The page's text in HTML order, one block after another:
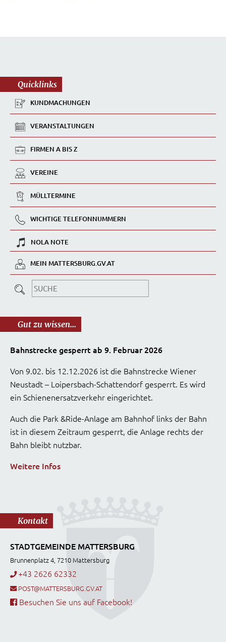
Quicklinks
KUNDMACHUNGEN
VERANSTALTUNGEN
FIRMEN A BIS Z
VEREINE
MÜLLTERMINE
WICHTIGE TELEFONNUMMERN
NOLA NOTE
MEIN MATTERSBURG.GV.AT
Gut zu wissen...
Bahnstrecke gesperrt ab 9. Februar 2026
Von 9.02. bis 12.12.2026 ist die Bahnstrecke Wiener
Neustadt – Loipersbach-Schattendorf gesperrt. Es wird
ein Schienenersatzverkehr eingerichtet.
Auch die Park &Ride-Anlage am Bahnhof links der Bahn
ist in diesem Zeitraum gesperrt, die Anlage rechts der
Bahn bleibt nutzbar.
Weitere Infos
Kontakt
STADTGEMEINDE MATTERSBURG
Brunnenplatz 4, 7210 Mattersburg
+43 2626 62332
POST@MATTERSBURG.GV.AT
Besuchen Sie uns auf Facebook!